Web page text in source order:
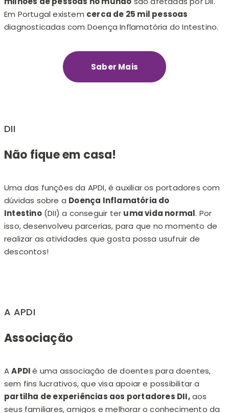
Em Portugal existem cerca de 25 mil pessoas
diagnosticadas com Doença Inflamatória do Intestino.
Saber Mais
DII
Não fique em casa!
Uma das funções da APDI, é auxiliar os portadores com
dúvidas sobre a Doença Inflamatória do
Intestino(DII) a conseguir ter uma vida normal. Por
isso, desenvolveu parcerias, para que no momento de
realizar as atividades que gosta possa usufruir de
descontos!
A APDI
Associação
AAPDIé uma associação de doentes para doentes,
sem fins lucrativos, que visa apoiar e possibilitar a
partilha de experiências aos portadores DII,aos
seus familiares, amigos e melhorar o conhecimento da